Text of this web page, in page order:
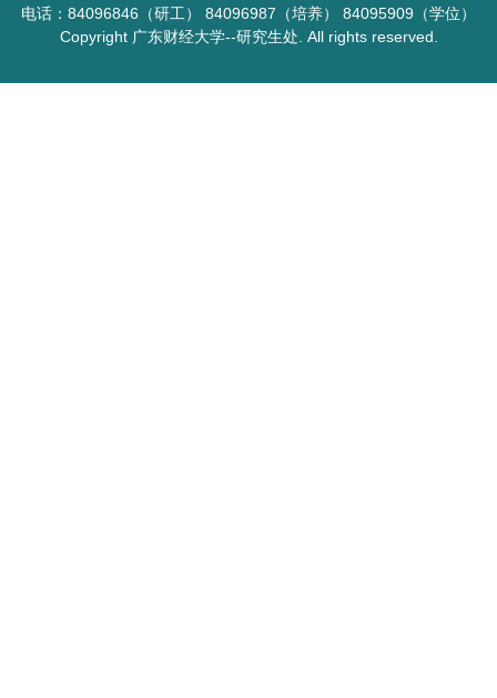
电话：84096846（研工） 84096987（培养） 84095909（学位）
Copyright 广东财经大学--研究生处. All rights reserved.